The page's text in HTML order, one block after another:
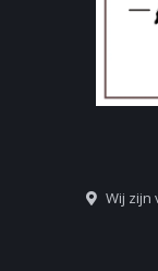
Wij zijn